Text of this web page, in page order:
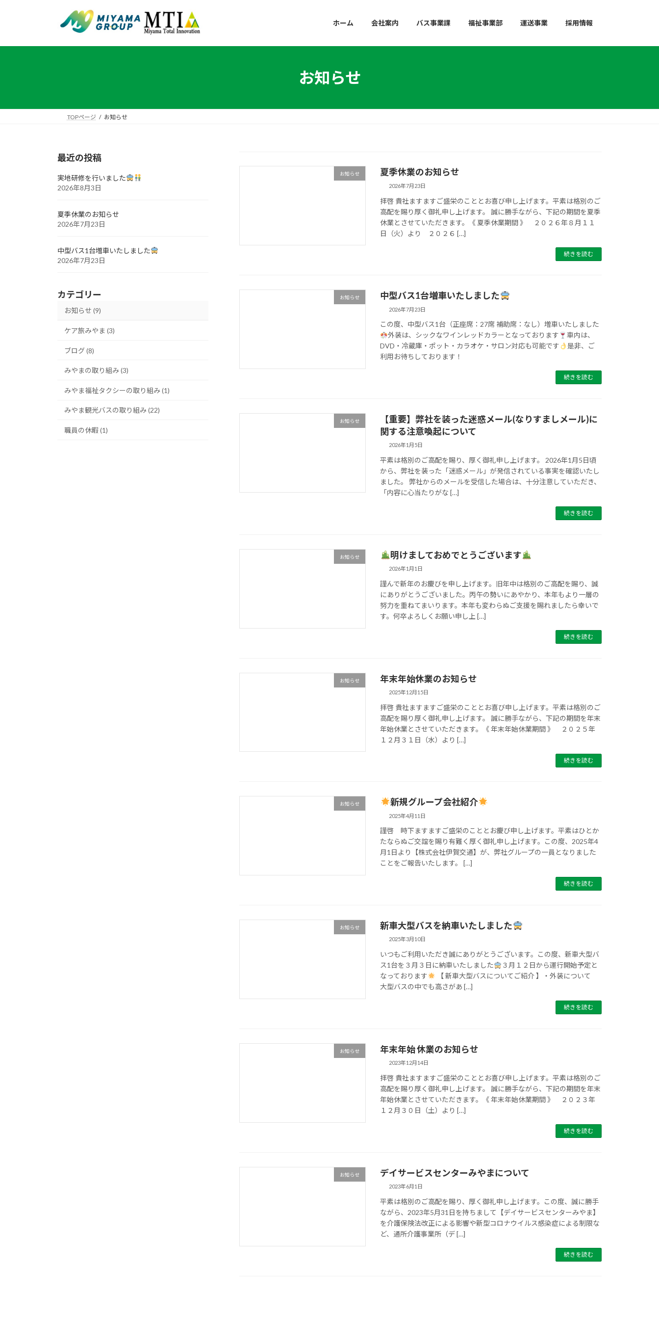
プ
動
ホーム 会社案内 バス事業課 福祉事業部 運送事業 採用情報
お知らせ
TOPページ お知らせ
お知らせ 夏季休業のお知らせ
2026年7月23日
拝啓 貴社ますますご盛栄のこととお喜び申し上げます。平素は格別のご
高配を賜り厚く御礼申し上げます。 誠に勝手ながら、下記の期間を夏季
休業とさせていただきます。《 夏季休業期間 》 ２０２６年８月１１
日（火）より ２０２６ […]
続きを読む
お知らせ 中型バス1台増車いたしました
2026年7月23日
この度、中型バス1台（正座席：27席 補助席：なし）増車いたしました
外装は、シックなワインレッドカラーとなっております
車内は、
DVD・冷蔵庫・ポット・カラオケ・サロン対応も可能です
是非、ご
利用お待ちしております！
続きを読む
お知らせ
【重要】弊社を装った迷惑メール(なりすましメール)に
関する注意喚起について
2026年1月5日
平素は格別のご高配を賜り、厚く御礼申し上げます。 2026年1月5日頃
から、弊社を装った「迷惑メール」が発信されている事実を確認いたし
ました。 弊社からのメールを受信した場合は、十分注意していただき、
「内容に心当たりがな […]
続きを読む
お知らせ 明けましておめでとうございます
2026年1月1日
謹んで新年のお慶びを申し上げます。旧年中は格別のご高配を賜り、誠
にありがとうございました。丙午の勢いにあやかり、本年もより一層の
努力を重ねてまいります。本年も変わらぬご支援を賜れましたら幸いで
す。何卒よろしくお願い申し上 […]
続きを読む
お知らせ 年末年始休業のお知らせ
2025年12月15日
拝啓 貴社ますますご盛栄のこととお喜び申し上げます。平素は格別のご
高配を賜り厚く御礼申し上げます。 誠に勝手ながら、下記の期間を年末
年始休業とさせていただきます。《 年末年始休業期間 》 ２０２５年
１２月３１日（水）より […]
続きを読む
お知らせ 新規グループ会社紹介
2025年4月11日
謹啓 時下ますますご盛栄のこととお慶び申し上げます。平素はひとか
たならぬご交誼を賜り有難く厚く御礼申し上げます。この度、2025年4
月1日より【株式会社伊賀交通】が、弊社グループの一員となりました
ことをご報告いたします。 […]
続きを読む
お知らせ 新車大型バスを納車いたしました
2025年3月10日
いつもご利用いただき誠にありがとうございます。この度、新車大型バ
ス1台を３月３日に納車いたしました
３月１２日から運行開始予定と
なっております
【 新車大型バスについてご紹介 】・外装について
大型バスの中でも高さがあ […]
続きを読む
お知らせ 年末年始 休業のお知らせ
2023年12月14日
拝啓 貴社ますますご盛栄のこととお喜び申し上げます。平素は格別のご
高配を賜り厚く御礼申し上げます。 誠に勝手ながら、下記の期間を年末
年始休業とさせていただきます。《 年末年始休業期間 》 ２０２３年
１２月３０日（土）より […]
続きを読む
お知らせ デイサービスセンターみやまについて
2023年6月1日
平素は格別のご高配を賜り、厚く御礼申し上げます。この度、誠に勝手
ながら、2023年5月31日を持ちまして【デイサービスセンターみやま】
を介護保険法改正による影響や新型コロナウイルス感染症による制限な
ど、通所介護事業所（デ […]
続きを読む
最近の投稿
実地研修を行いました
2026年8月3日
夏季休業のお知らせ
2026年7月23日
中型バス1台増車いたしました
2026年7月23日
カテゴリー
お知らせ (9)
ケア旅みやま (3)
ブログ (8)
みやまの取り組み (3)
みやま福祉タクシーの取り組み (1)
みやま観光バスの取り組み (22)
職員の休暇 (1)